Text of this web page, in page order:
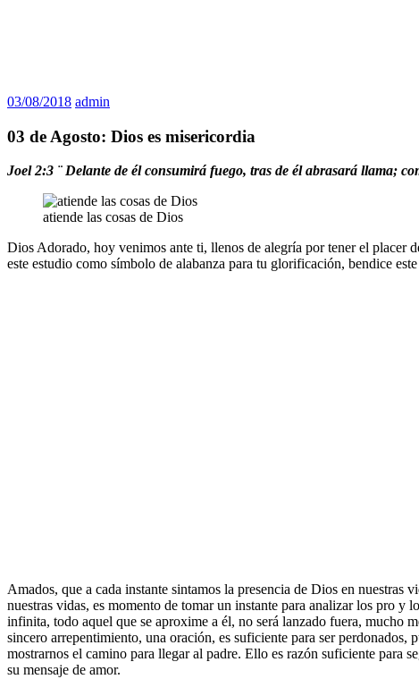
03/08/2018 admin
03 de Agosto: Dios es misericordia
Joel 2:3 ¨ Delante de él consumirá fuego, tras de él abrasará llama;
atiende las cosas de Dios
Dios Adorado, hoy venimos ante ti, llenos de alegría por tener el placer
este estudio como símbolo de alabanza para tu glorificación, bendice
Amados, que a cada instante sintamos la presencia de Dios en nuestras
nuestras vidas, es momento de tomar un instante para analizar los pro
infinita, todo aquel que se aproxime a él, no será lanzado fuera, mucho
sincero arrepentimiento, una oración, es suficiente para ser
mostrarnos el camino para llegar al padre. Ello es razón suficiente para
su mensaje de amor.